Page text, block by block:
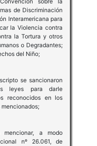
de Discriminación
Interamericana para
la Violencia contra
la Tortura y otros
o Degradantes;
del Niño;
se sancionaron
leyes para darle
reconocidos en los
a modo
nº 26.061, de